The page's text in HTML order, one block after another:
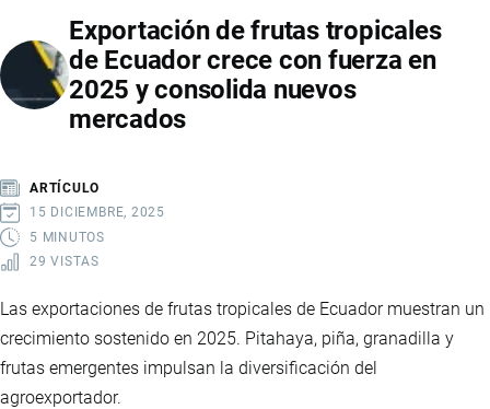
ECUADOR
CRECEN
CON
FUERZA
Y
SOSTIENEN
LA
Exportación de frutas tropicales
de Ecuador crece con fuerza en
2025 y consolida nuevos
mercados
ARTÍCULO
15 DICIEMBRE, 2025
5 MINUTOS
29 VISTAS
Las exportaciones de frutas tropicales de Ecuador muestran un
crecimiento sostenido en 2025. Pitahaya, piña, granadilla y
frutas emergentes impulsan la diversificación del
agroexportador.